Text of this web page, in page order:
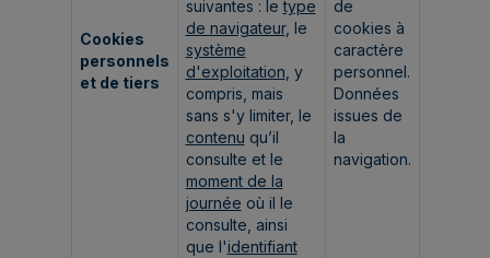
Cookies
personnels
et de tiers
suivantes : letype
de navigateur, le
système
d'exploitation , y
compris, mais
sans s'y limiter, le
contenu qu’il
consulte et le
moment de la
journée où il le
consulte, ainsi
que l'identifiant
de
cookies à
caractère
personnel.
Données
issues de
la
navigation.